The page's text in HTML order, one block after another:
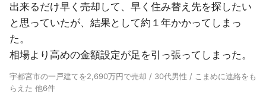
出来るだけ早く売却して、早く住み替え先を探したい
と思っていたが、結果として約１年かかってしまっ
た。
相場より高めの金額設定が足を引っ張ってしまった。
宇都宮市の一戸建てを2,690万円で売却 / 30代男性 / こまめに連絡をも
らえた 他6件